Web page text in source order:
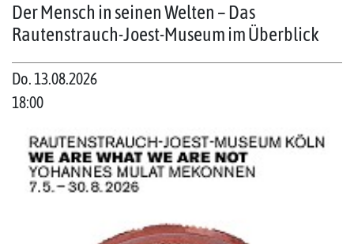
Der Mensch in seinen Welten – Das
Rautenstrauch-Joest-Museum im Überblick
Do. 13.08.2026
18:00